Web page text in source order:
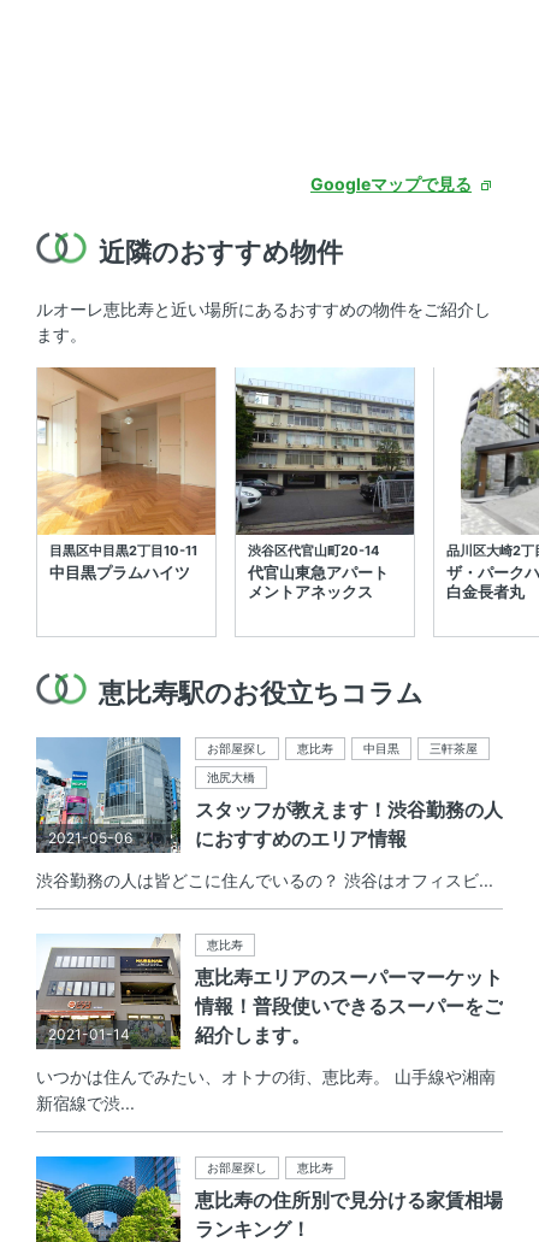
Googleマップで見る
近隣のおすすめ物件
ルオーレ恵比寿と近い場所にあるおすすめの物件をご紹介し
ます。
目黒区中目黒2丁目10-11
中目黒プラムハイツ
渋谷区代官山町20-14
代官山東急アパート
メントアネックス
品川区大崎2丁
ザ・パーク
白金長者丸
恵比寿駅のお役立ちコラム
2021-05-06
お部屋探し 恵比寿 中目黒
三軒茶屋
池尻大橋
スタッフが教えます！渋谷勤務の人
におすすめのエリア情報
渋谷勤務の人は皆どこに住んでいるの？ 渋谷はオフィスビ...
2021-01-14
恵比寿
恵比寿エリアのスーパーマーケット
情報！普段使いできるスーパーをご
紹介します。
いつかは住んでみたい、オトナの街、恵比寿。 山手線や湘南
新宿線で渋...
お部屋探し 恵比寿
恵比寿の住所別で見分ける家賃相場
ランキング！